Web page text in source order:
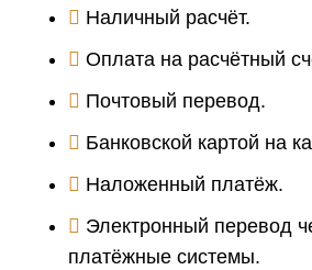
Наличный расчёт.
Оплата на расчётный
Почтовый перевод.
Банковской картой на
Наложенный платёж.
Электронный перевод
платёжные системы.